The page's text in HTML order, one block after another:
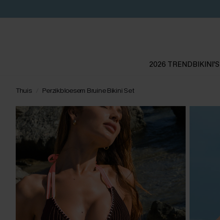
2026 TRENDBIKINI'S
Thuis Perzikbloesem Bruine Bikini Set